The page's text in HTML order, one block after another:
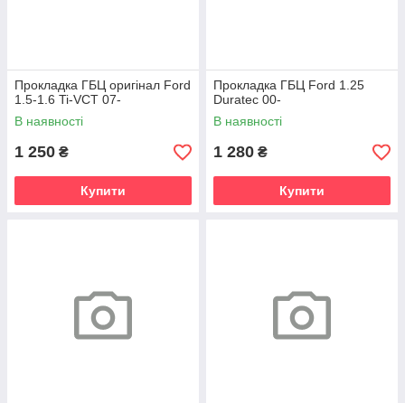
Прокладка ГБЦ оригінал Ford
1.5-1.6 Ti-VCT 07-
В наявності
1 250 ₴
Купити
Прокладка ГБЦ Ford 1.25
Duratec 00-
В наявності
1 280 ₴
Купити